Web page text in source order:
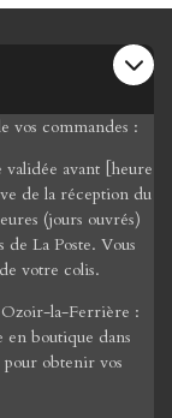
vos commandes :
avant [heure
de la réception du
(jours ouvrés)
La Poste. Vous
votre colis.
Ozoir-la-Ferrière :
boutique dans
obtenir vos